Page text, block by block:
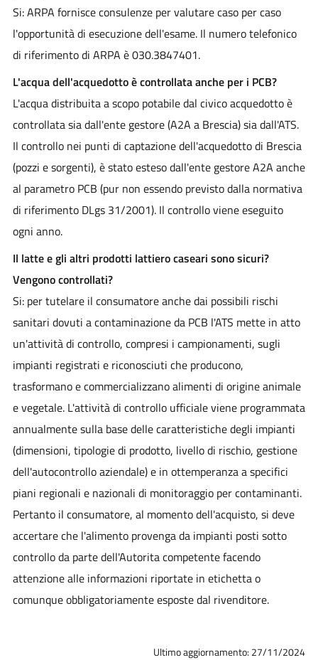
Si: ARPA fornisce consulenze per valutare caso per caso
l'opportunità di esecuzione dell'esame. Il numero telefonico
di riferimento di ARPA è 030.3847401.
L'acqua dell'acquedotto è controllata anche per i PCB?
L'acqua distribuita a scopo potabile dal civico acquedotto è
controllata sia dall'ente gestore (A2A a Brescia) sia dall'ATS.
Il controllo nei punti di captazione dell'acquedotto di Brescia
(pozzi e sorgenti), è stato esteso dall'ente gestore A2A anche
al parametro PCB (pur non essendo previsto dalla normativa
di riferimento DLgs 31/2001). Il controllo viene eseguito
ogni anno.
Il latte e gli altri prodotti lattiero caseari sono sicuri?
Vengono controllati?
Si: per tutelare il consumatore anche dai possibili rischi
sanitari dovuti a contaminazione da PCB l'ATS mette in atto
un'attività di controllo, compresi i campionamenti, sugli
impianti registrati e riconosciuti che producono,
trasformano e commercializzano alimenti di origine animale
e vegetale. L'attività di controllo ufficiale viene programmata
annualmente sulla base delle caratteristiche degli impianti
(dimensioni, tipologie di prodotto, livello di rischio, gestione
dell'autocontrollo aziendale) e in ottemperanza a specifici
piani regionali e nazionali di monitoraggio per contaminanti.
Pertanto il consumatore, al momento dell'acquisto, si deve
accertare che l'alimento provenga da impianti posti sotto
controllo da parte dell'Autorita competente facendo
attenzione alle informazioni riportate in etichetta o
comunque obbligatoriamente esposte dal rivenditore.
Ultimo aggiornamento: 27/11/2024